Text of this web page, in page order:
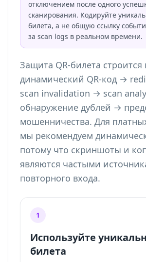
отключением после одного
сканирования. Кодируйте
билета, а не общую ссылку
за scan logs в реальном времени.
Защита QR-билета строится
динамический QR-код →
scan invalidation → scan
обнаружение дублей →
мошенничества. Для
мы рекомендуем
потому что скриншоты и
являются частыми
повторного входа.
1
Используйте
билета